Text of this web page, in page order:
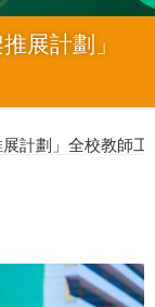
展計劃」
計劃」全校教師工